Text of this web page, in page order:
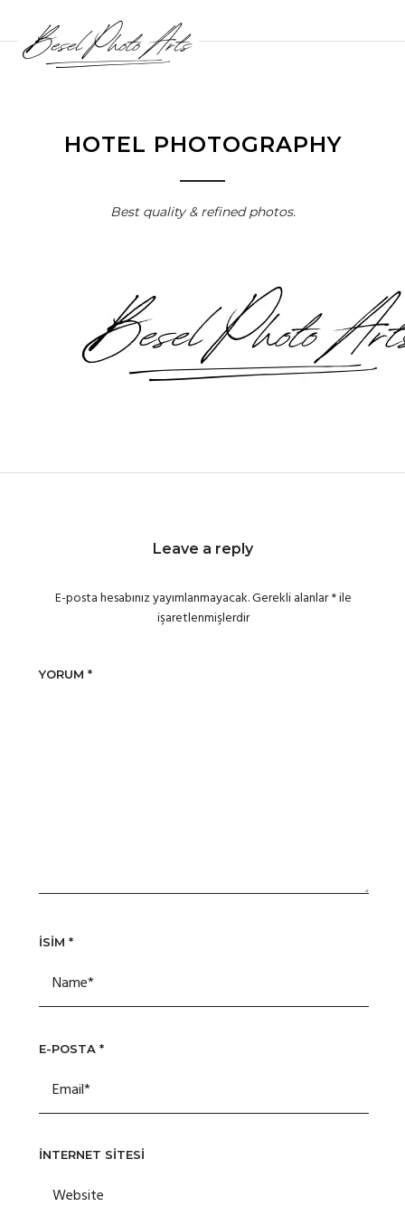
HOTEL PHOTOGRAPHY
Best quality & refined photos.
Leave a reply
E-posta hesabınız yayımlanmayacak.Gerekli alanlar*ile
işaretlenmişlerdir
YORUM *
İSIM *
E-POSTA *
İNTERNET SITESI